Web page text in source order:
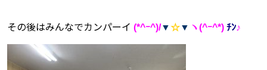
その後はみんなでカンパーイ (*^ｰ^)/▼☆▼ ヽ(^ｰ^*) ﾁﾝ♪